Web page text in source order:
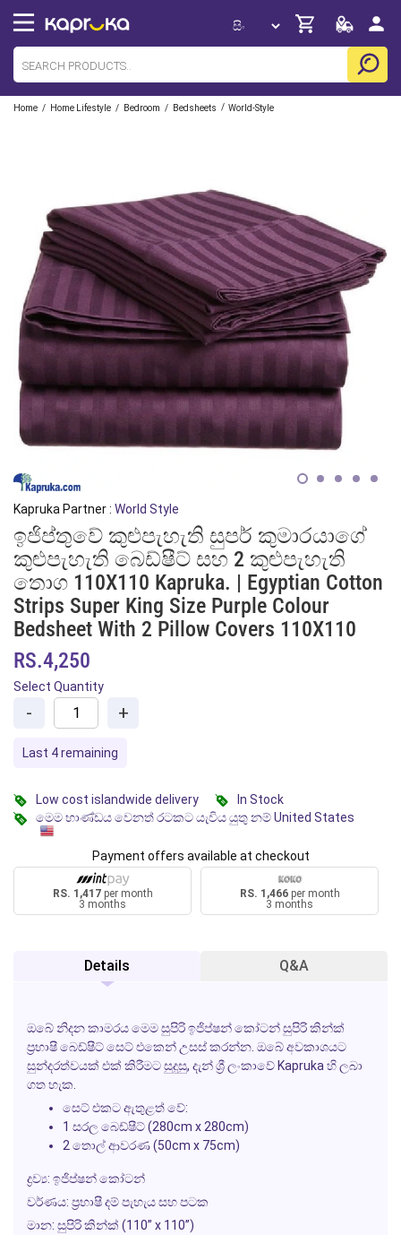
Home / Home Lifestyle / Bedroom / Bedsheets / World-Style
Kapruka Partner : World Style
ඉජිප්තුවේ කුළුපැහැති සුපර් කුමාරයාගේ
කුළුපැහැති බෙඩ්ෂීට් සහ 2 කුළුපැහැති
තොග 110X110 Kapruka. | Egyptian Cotton
Strips Super King Size Purple Colour
Bedsheet With 2 Pillow Covers 110X110
RS.4,250
Select Quantity
- +
Last 4 remaining
Low cost islandwide delivery
In Stock
මෙම භාණ්ඩය වෙනත් රටකට යැවිය යුතු නම් United States
Payment offers available at checkout
RS. 1,417per month
3 months
RS. 1,466per month
3 months
Details Q&A
ඔබේ නිදන කාමරය මෙම සුපිරි ඉජිප්ෂන් කෝටන් සුපිරි කින්ක්
ප්‍රභාෂී බෙඩ්ෂීට් සෙට් එකෙන් උසස් කරන්න. ඔබේ අවකාශයට
සුන්දරත්වයක් එක් කිරීමට සුදුසු, දැන් ශ්‍රී ලංකාවේ Kapruka හි ලබා
ගත හැක.
සෙට් එකට ඇතුළත් වේ:
1 සරල බෙඩ්ෂීට් (280cm x 280cm)
2 තොල් ආවරණ (50cm x 75cm)
ද්‍රව්‍ය: ඉජිප්ෂන් කෝටන්
වර්ණය: ප්‍රභාෂී දම් පැහැය සහ පටක
මාන: සුපිරි කින්ක් (110” x 110”)